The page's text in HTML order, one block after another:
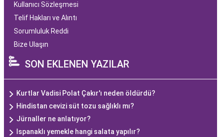
Kullanıcı Sözleşmesi
Telif Hakları ve Alıntı
Sorumluluk Reddi
Bize Ulaşın
SON EKLENEN YAZILAR
Kurtlar Vadisi Polat Çakır'ı neden öldürdü?
Hindistan cevizi süt tozu sağlıklı mı?
Jürnaller ne anlatıyor?
Ispanaklı yemekle hangi salata yapılır?